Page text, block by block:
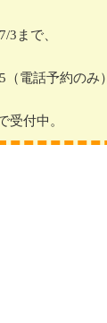
3まで、
（電話予約のみ）
受付中。